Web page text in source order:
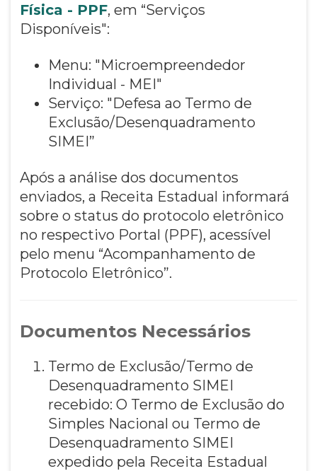
Física - PPF, em “Serviços
Disponíveis":
Menu: "Microempreendedor
Individual - MEI"
Serviço: "Defesa ao Termo de
Exclusão/Desenquadramento
SIMEI”
Após a análise dos documentos
enviados, a Receita Estadual informará
sobre o status do protocolo eletrônico
no respectivo Portal (PPF), acessível
pelo menu “Acompanhamento de
Protocolo Eletrônico”.
Documentos Necessários
Termo de Exclusão/Termo de
Desenquadramento SIMEI
recebido: O Termo de Exclusão do
Simples Nacional ou Termo de
Desenquadramento SIMEI
expedido pela Receita Estadual